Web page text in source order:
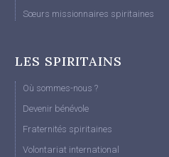
Sœurs missionnaires spiritaines
LES SPIRITAINS
Où sommes-nous ?
Devenir bénévole
Fraternités spiritaines
Volontariat international